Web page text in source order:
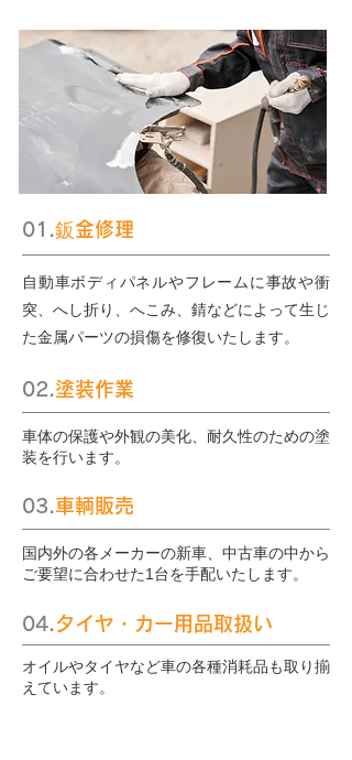
01.鈑金修理
自動車ボディパネルやフレームに事故や衝
突、へし折り、へこみ、錆などによって生じ
た金属パーツの損傷を修復いたします。
02.塗装作業
車体の保護や外観の美化、耐久性のための塗
装を行います。
03.車輌販売
国内外の各メーカーの新車、中古車の中から
ご要望に合わせた1台を手配いたします。
04.タイヤ・カー用品取扱い
オイルやタイヤなど車の各種消耗品も取り揃
えています。